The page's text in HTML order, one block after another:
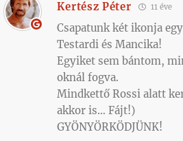
Kertész Péter 11 éve
Csapatunk két ikonja
Testardi és Mancika!
Egyiket sem bántom,
oknál fogva.
Mindkettő Rossi alatt
akkor is… Fájt!)
GYÖNYÖRKÖDJÜNK!